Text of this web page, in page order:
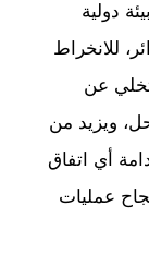
دولية
للانخراط
عن
ويزيد من
أي اتفاق
عمليات